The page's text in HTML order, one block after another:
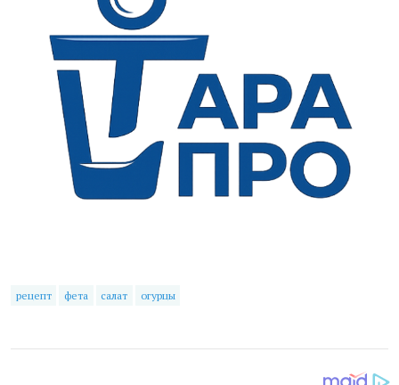
рецепт фета салат огурцы